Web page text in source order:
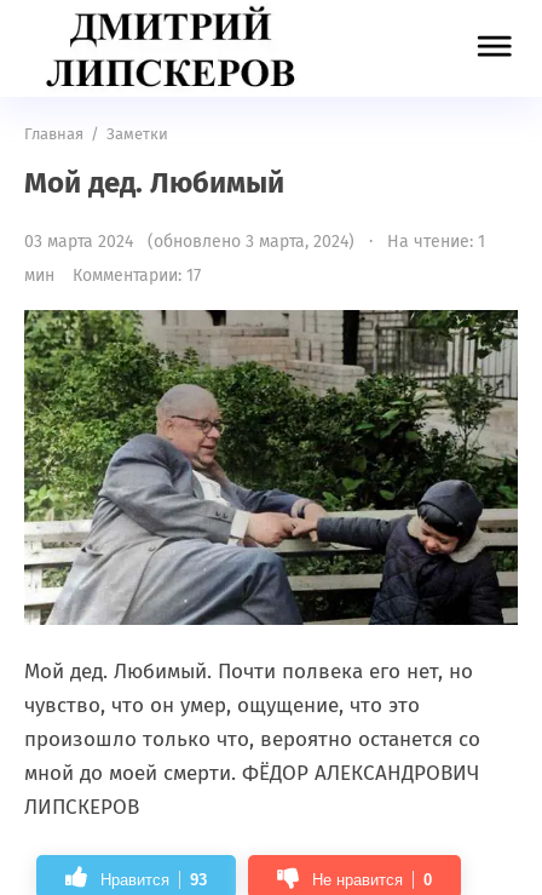
Главная / Заметки
Мой дед. Любимый
03 марта 2024 (обновлено 3 марта, 2024) · На чтение: 1
мин
Комментарии: 17
Мой дед. Любимый. Почти полвека его нет, но
чувство, что он умер, ощущение, что это
произошло только что, вероятно останется со
мной до моей смерти. ФЁДОР АЛЕКСАНДРОВИЧ
ЛИПСКЕРОВ
Нравится 93 Не нравится 0